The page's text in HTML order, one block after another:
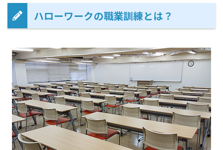
ハローワークの職業訓練とは？